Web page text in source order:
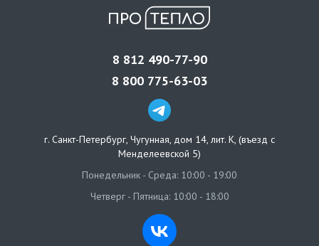
8 812 490-77-90
8 800 775-63-03
г. Санкт-Петербург, Чугунная, дом 14, лит. К, (въезд с
Менделеевской 5)
Понедельник - Среда: 10:00 - 19:00
Четверг - Пятница: 10:00 - 18:00